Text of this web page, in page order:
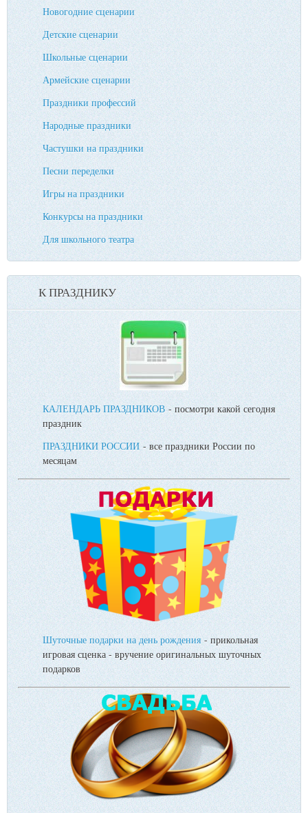
Новогодние сценарии
Детские сценарии
Школьные сценарии
Армейские сценарии
Праздники профессий
Народные праздники
Частушки на праздники
Песни переделки
Игры на праздники
Конкурсы на праздники
Для школьного театра
К ПРАЗДНИКУ
КАЛЕНДАРЬ ПРАЗДНИКОВ- посмотри какой сегодня
праздник
ПРАЗДНИКИ РОССИИ- все праздники России по
месяцам
Шуточные подарки на день рождения- прикольная
игровая сценка - вручение оригинальных шуточных
подарков